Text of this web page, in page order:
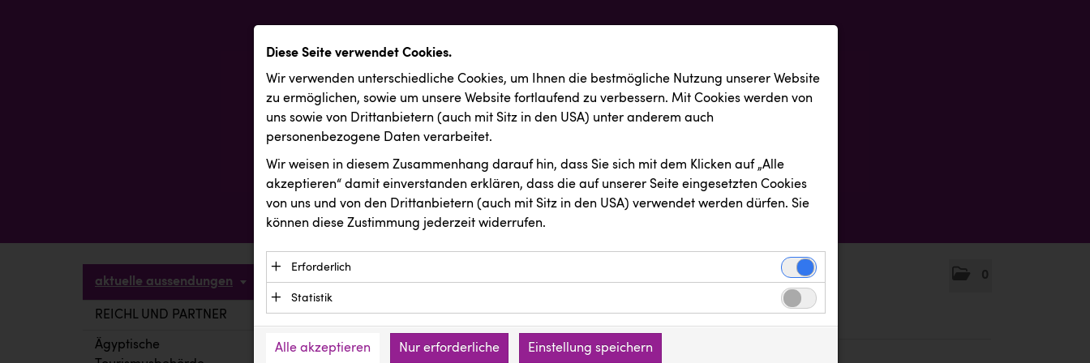
0
aktuelle aussendungen
REICHL UND PARTNER
Ägyptische
Diese Seite verwendet Cookies.
Wir verwenden unterschiedliche Cookies, um Ihnen die best­mögliche Nutzung unserer Website
zu ermöglichen, sowie um unsere Website fortlaufend zu verbessern. Mit Cookies werden von
uns sowie von Drittanbietern (auch mit Sitz in den USA) unter anderem auch
personenbezogene Daten verarbeitet.
Wir weisen in diesem Zusammenhang darauf hin, dass Sie sich mit dem Klicken auf „Alle
akzeptieren“ damit ein­ver­standen erklären, dass die auf unserer Seite eingesetzten Cookies
von uns und von den Drittanbietern (auch mit Sitz in den USA) verwendet werden dürfen. Sie
können diese Zustimmung jederzeit widerrufen.
Erforderlich
Essenzielle Cookies ermöglichen grundlegende Funktionen und sind für die einwandfreie
Funktion der Website erforderlich. Diese Cookies speichern keine personenbezogenen
Daten und werden an keine Dritten übermittelt.
Anbieter: Eigentümer der Website (Erstanbieter)
Statistik
verstehen, wie unsere Besucher unsere Website nutzen.
Alle akzeptieren Nur erforderliche Einstellung speichern